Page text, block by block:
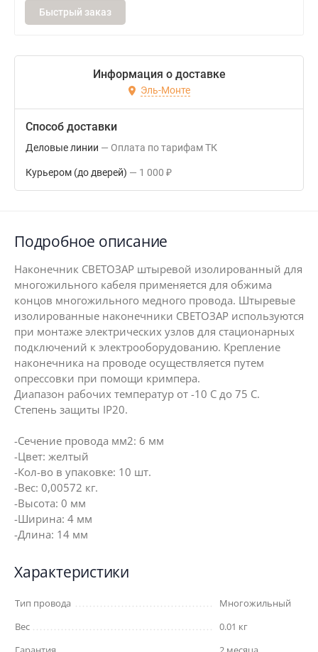
Быстрый заказ
Информация о доставке
Эль-Монте
Способ доставки
Деловые линии Оплата по тарифам ТК
Курьером (до дверей) 1 000 ₽
Подробное описание
Наконечник СВЕТОЗАР штыревой изолированный для
многожильного кабеля применяется для обжима
концов многожильного медного провода. Штыревые
изолированные наконечники СВЕТОЗАР используются
при монтаже электрических узлов для стационарных
подключений к электрооборудованию. Крепление
наконечника на проводе осуществляется путем
опрессовки при помощи кримпера.
Диапазон рабочих температур от -10 С до 75 С.
Степень защиты IP20.
-Сечение провода мм2: 6 мм
-Цвет: желтый
-Кол-во в упаковке: 10 шт.
-Вес: 0,00572 кг.
-Высота: 0 мм
-Ширина: 4 мм
-Длина: 14 мм
Характеристики
Тип провода
Многожильный
Вес
0.01 кг